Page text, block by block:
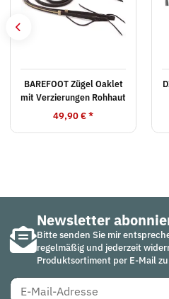
BAREFOOT Zügel Oaklet
mit Verzierungen Rohhaut
49,90 €*
Newsletter
Bitte senden Sie mir
regelmäßig und jederzeit
Produktsortiment per E-Mail